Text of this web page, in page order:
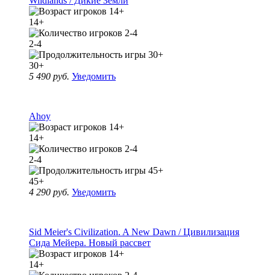
14+
2-4
30+
5 490 руб. Уведомить
Ahoy
14+
2-4
45+
4 290 руб. Уведомить
Sid Meier's Civilization. A New Dawn / Цивилизация
Сида Мейера. Новый рассвет
14+